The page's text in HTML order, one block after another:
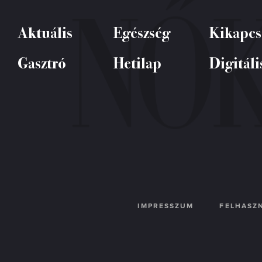
Aktuális Egészség
Kikapcs
Gasztró
Hetilap
IMPRESSZUM